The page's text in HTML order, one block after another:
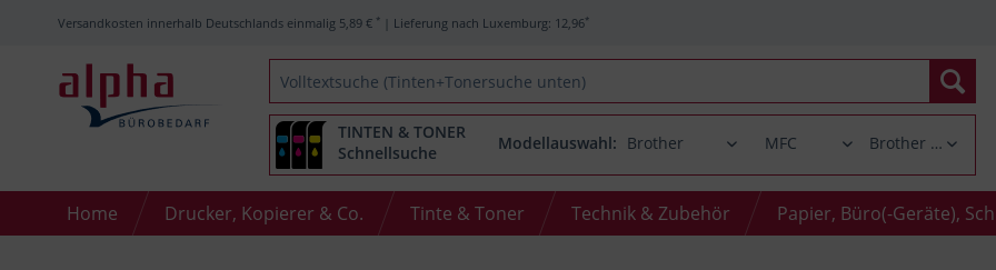
Versandkosten innerhalb Deutschlands einmalig 5,89 € * | Lieferung nach Luxemburg: 12,96*
TINTEN & TONER
Schnellsuche
Modellauswahl:
Home Drucker, Kopierer & Co. Tinte & Toner Technik & Zubehör Papier, Büro(-Geräte),